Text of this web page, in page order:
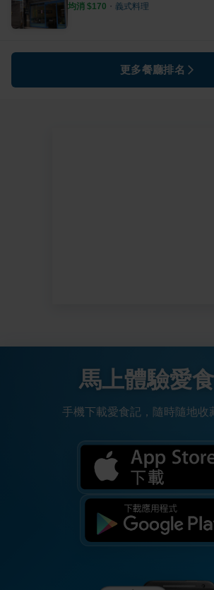
均消 $170 ・ 義式料理
更多餐廳排名
馬上體驗愛
手機下載愛食記，隨時隨地收